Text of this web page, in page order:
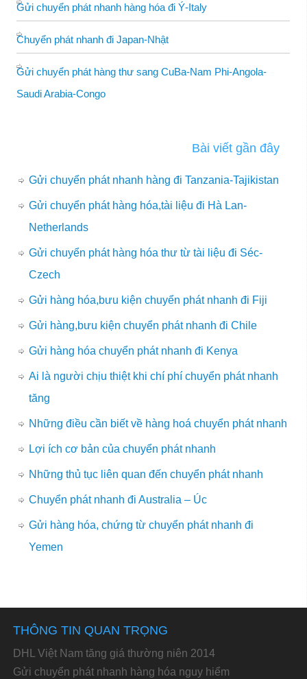
Gửi chuyển phát nhanh hàng hóa đi Ý-Italy
Chuyển phát nhanh đi Japan-Nhật
Gửi chuyển phát hàng thư sang CuBa-Nam Phi-Angola-
Saudi Arabia-Congo
Bài viết gần đây
Gửi chuyển phát nhanh hàng đi Tanzania-Tajikistan
Gửi chuyển phát hàng hóa,tài liệu đi Hà Lan-
Netherlands
Gửi chuyển phát hàng hóa thư từ tài liệu đi Séc-
Czech
Gửi hàng hóa,bưu kiện chuyển phát nhanh đi Fiji
Gửi hàng,bưu kiện chuyển phát nhanh đi Chile
Gửi hàng hóa chuyển phát nhanh đi Kenya
Ai là người chịu thiệt khi chí phí chuyển phát nhanh
tăng
Những điều cần biết về hàng hoá chuyển phát nhanh
Lợi ích cơ bản của chuyển phát nhanh
Những thủ tục liên quan đến chuyển phát nhanh
Chuyển phát nhanh đi Australia – Úc
Gửi hàng hóa, chứng từ chuyển phát nhanh đi
Yemen
THÔNG TIN QUAN TRỌNG
DHL Việt Nam tăng giá thường niên 2014
Gửi chuyển phát nhanh hàng hóa nguy hiểm